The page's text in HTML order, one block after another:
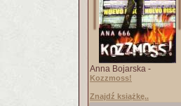
Anna Bojarska -
Kozzmoss!
Znajdź książkę..